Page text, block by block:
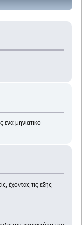
μηνιατικο
έχοντας τις εξής